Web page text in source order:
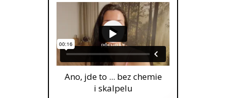
Ano, jde to ... bez chemie
i skalpelu